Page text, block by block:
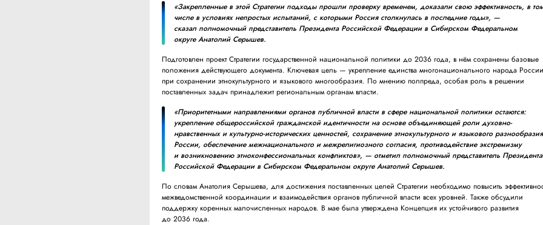
«Закрепленные в этой Стратегии подходы прошли проверку временем, доказали свою эффективность, в
числе в условиях непростых испытаний, с которыми Россия столкнулась в последние годы», —
сказал полномочный представитель Президента Российской Федерации в Сибирском Федеральном
округе Анатолий Серышев.
Подготовлен проект Стратегии государственной национальной политики до 2036 года, в нём сохранены базовые
положения действующего документа. Ключевая цель — укрепление единства многонационального народа
при сохранении этнокультурного и языкового многообразия. По мнению полпреда, особая роль в решении
поставленных задач принадлежит региональным органам власти.
«Приоритетными направлениями органов публичной власти в сфере национальной политики остаются:
укрепление общероссийской гражданской идентичности на основе объединяющей роли духовно-
нравственных и культурно-исторических ценностей, сохранение этнокультурного и языкового разнообразия
России, обеспечение межнационального и межрелигиозного согласия, противодействие экстремизму
и возникновению этноконфессиональных конфликтов», — отметил полномочный представитель Президента
Российской Федерации в Сибирском Федеральном округе Анатолий Серышев.
По словам Анатолия Серышева, для достижения поставленных целей Стратегии необходимо повысить
межведомственной координации и взаимодействия органов публичной власти всех уровней. Также обсудили
поддержку коренных малочисленных народов. В мае была утверждена Концепция их устойчивого развития
до 2036 года.